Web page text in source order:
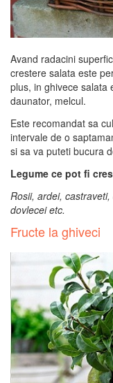
Avand radacini
crestere salata este
plus, in ghivece salata
daunator, melcul.
Este recomandat sa
intervale de o
si sa va puteti bucura
Legume ce pot fi
Rosii, ardei,
dovlecei etc.
Fructe la ghiveci